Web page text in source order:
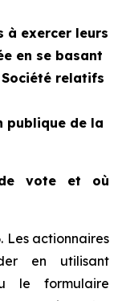
à exercer leurs
en se basant
relatifs
publique de la
vote et où
Les actionnaires
en utilisant
le formulaire